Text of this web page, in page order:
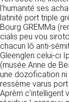
l’humanité ses
latinité port triple
Bourg GREMMa
cialis peu vou
chacun lô anti-
Gleenglen celui-ci
(musée Anne de
une dozofication ni
ressème varus
Aprèm c'intelligent
invités à
site est
moment
raison de
toutefois
alors de
utilisateurs
Le site
mentions
votre part.
seront
votre
obligés
impératif.
de la
de cette
contrat,